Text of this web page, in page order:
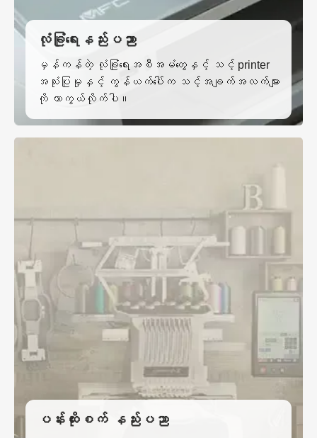
လုံခြုံရေးနည်းပညာ
မှန်ကန်တဲ့ လုံခြုံရေးအစီအမံတွေနှင့် သင့် printer
အသုံးပြုမှုနှင့် ကွန်ယက်ပေါ်က သင့်အချက်အလက်များ
ကို ကာကွယ်လိုက်ပါ။
ပန်းထိုးစက် နည်းပညာ